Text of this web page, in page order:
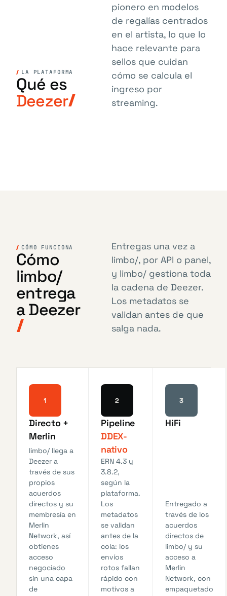
LA PLATAFORMA
Qué es
Deezer
pionero en modelos
de regalías centrados
en el artista, lo que lo
hace relevante para
sellos que cuidan
cómo se calcula el
ingreso por
streaming.
CÓMO FUNCIONA
Cómo
limbo/
entrega
a Deezer
Entregas una vez a
limbo/, por API o panel,
y limbo/ gestiona toda
la cadena de Deezer.
Los metadatos se
validan antes de que
salga nada.
1
Directo +
Merlin
limbo/ llega a
Deezer a
través de sus
propios
acuerdos
directos y su
membresía en
Merlin
Network, así
obtienes
acceso
negociado
sin una capa
de
2
Pipeline
DDEX-
nativo
ERN 4.3 y
3.8.2,
según la
plataforma.
Los
metadatos
se validan
antes de la
cola: los
envíos
rotos fallan
rápido con
motivos a
3
HiFi
Entregado a
través de los
acuerdos
directos de
limbo/ y su
acceso a
Merlin
Network, con
empaquetado